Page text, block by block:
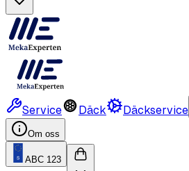
Service Däck Däckservice
Om oss
ABC 123